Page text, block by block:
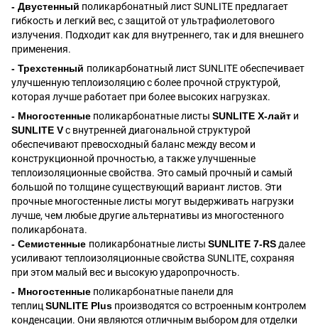
- Двустенный поликарбонатный лист SUNLITE предлагает
гибкость и легкий вес, с защитой от ультрафиолетового
излучения. Подходит как для внутреннего, так и для внешнего
применения.
- Трехстенный поликарбонатный лист SUNLITE обеспечивает
улучшенную теплоизоляцию с более прочной структурой,
которая лучше работает при более высоких нагрузках.
- Многостенные поликарбонатные листы SUNLITE X-лайт и
SUNLITE Vс внутренней диагональной структурой
обеспечивают превосходный баланс между весом и
конструкционной прочностью, а также улучшенные
теплоизоляционные свойства. Это самый прочный и самый
большой по толщине существующий вариант листов. Эти
прочные многостенные листы могут выдерживать нагрузки
лучше, чем любые другие альтернативы из многостенного
поликарбоната.
- Семистенные поликарбонатные листы SUNLITE 7-RSдалее
усиливают теплоизоляционные свойства SUNLITE, сохраняя
при этом малый вес и высокую ударопрочность.
- Многостенные поликарбонатные панели для
теплицSUNLITE Plus производятся со встроенным контролем
конденсации. Они являются отличным выбором для отделки